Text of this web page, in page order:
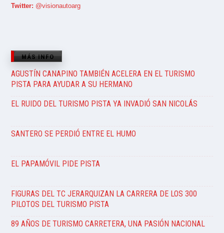
Twitter: @visionautoarg
MÁS INFO
AGUSTÍN CANAPINO TAMBIÉN ACELERA EN EL TURISMO
PISTA PARA AYUDAR A SU HERMANO
EL RUIDO DEL TURISMO PISTA YA INVADIÓ SAN NICOLÁS
SANTERO SE PERDIÓ ENTRE EL HUMO
EL PAPAMÓVIL PIDE PISTA
FIGURAS DEL TC JERARQUIZAN LA CARRERA DE LOS 300
PILOTOS DEL TURISMO PISTA
89 AÑOS DE TURISMO CARRETERA, UNA PASIÓN NACIONAL